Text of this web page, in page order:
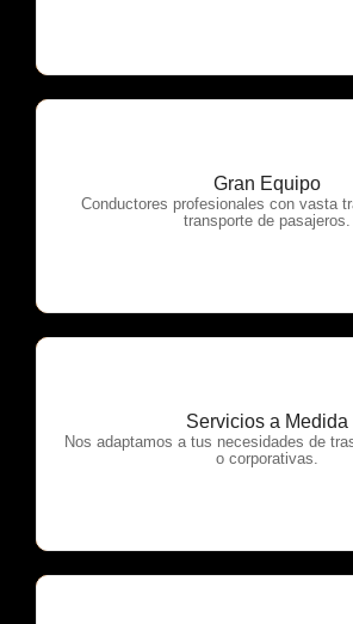
Gran Equipo
Conductores profesionales con vasta
transporte de pasajeros.
OTP Servicios
Servicios a Medida
Nos adaptamos a tus necesidades de
o corporativas.
OTP Servicios